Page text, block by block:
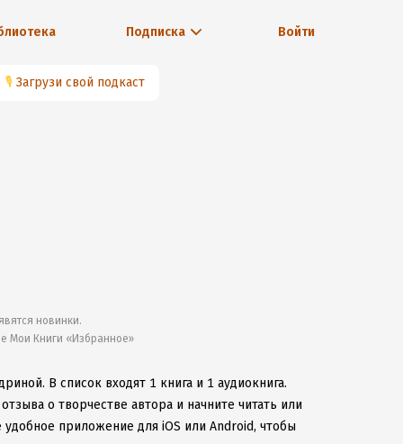
Подписка Войти
🎙 Загрузи свой подкаст
новинки.
Мои Книги «Избранное»
В список входят 1 книга и 1 аудиокнига.
о творчестве автора и начните читать или
приложение для iOS или Android, чтобы